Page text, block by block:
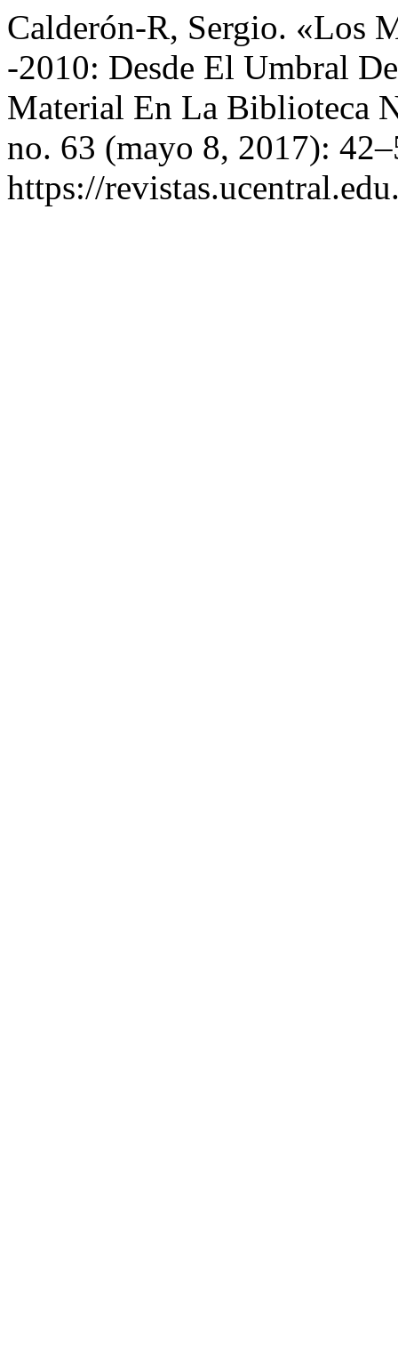
Calderón-R, Sergio. «Los
-2010: Desde El Umbral
Material En La Biblioteca
no. 63 (mayo 8, 2017):
https://